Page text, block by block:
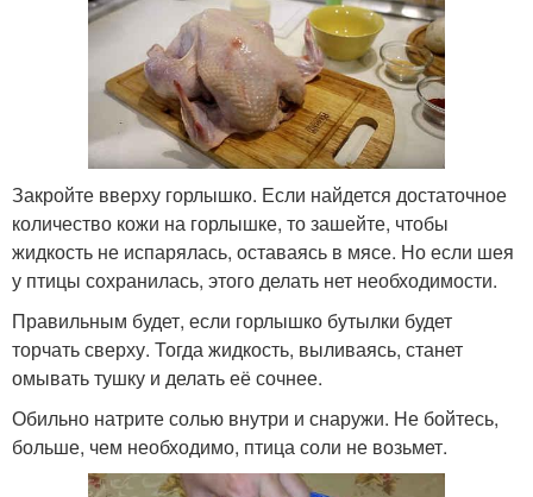
Закройте вверху горлышко. Если найдется достаточное
количество кожи на горлышке, то зашейте, чтобы
жидкость не испарялась, оставаясь в мясе. Но если шея
у птицы сохранилась, этого делать нет необходимости.
Правильным будет, если горлышко бутылки будет
торчать сверху. Тогда жидкость, выливаясь, станет
омывать тушку и делать её сочнее.
Обильно натрите солью внутри и снаружи. Не бойтесь,
больше, чем необходимо, птица соли не возьмет.